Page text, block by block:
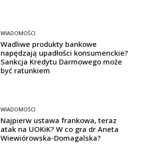
WIADOMOŚCI
Wadliwe produkty bankowe
napędzają upadłości konsumenckie?
Sankcja Kredytu Darmowego może
być ratunkiem
WIADOMOŚCI
Najpierw ustawa frankowa, teraz
atak na UOKiK? W co gra dr Aneta
Wiewiórowska-Domagalska?